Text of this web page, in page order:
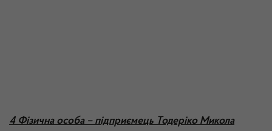
4 Фізична особа – підприємець Тодеріко Микола